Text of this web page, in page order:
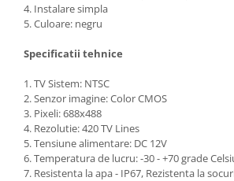
4. Instalare simpla
5. Culoare: negru
Specificatii tehnice
1. TV Sistem: NTSC
2. Senzor imagine: Color CMOS
3. Pixeli: 688x488
4. Rezolutie: 420 TV Lines
5. Tensiune alimentare: DC 12V
6. Temperatura de lucru: -30 - +70 grade
7. Resistenta la apa - IP67, Rezistenta la